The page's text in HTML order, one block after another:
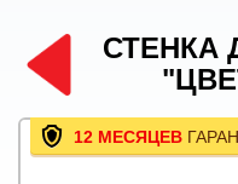
СТЕНКА
12 МЕСЯЦЕВ